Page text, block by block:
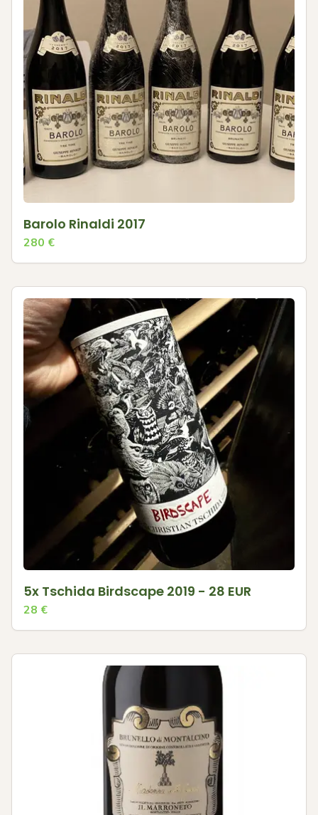
Barolo Rinaldi 2017
280 €
5x Tschida Birdscape 2019 - 28 EUR
28 €